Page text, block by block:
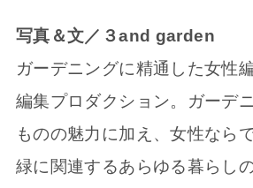
写真＆文／３and garden
ガーデニングに精通した女性
編集プロダクション。ガーデ
ものの魅力に加え、女性なら
緑に関連するあらゆる暮らし